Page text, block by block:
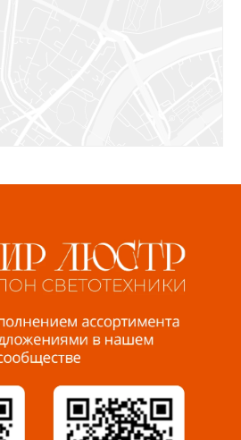
61 ТЦ "Стройбери"
95